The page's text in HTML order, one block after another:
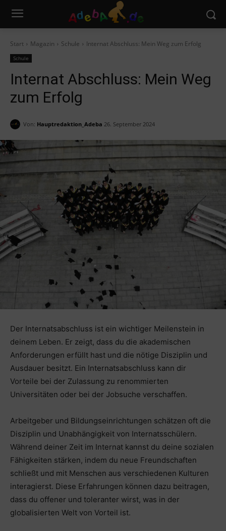
Start Magazin Schule Internat Abschluss: Mein Weg zum Erfolg
Schule
Internat Abschluss: Mein Weg
zum Erfolg
Von: Hauptredaktion_Adeba 26. September 2024
Der Internatsabschluss ist ein wichtiger Meilenstein in
deinem Leben. Er zeigt, dass du die akademischen
Anforderungen erfüllt hast und die nötige Disziplin und
Ausdauer besitzt. Ein Internatsabschluss kann dir
Vorteile bei der Zulassung zu renommierten
Universitäten oder bei der Jobsuche verschaffen.
Arbeitgeber und Bildungseinrichtungen schätzen oft die
Disziplin und Unabhängigkeit von Internatsschülern.
Während deiner Zeit im Internat kannst du deine sozialen
Fähigkeiten stärken, indem du neue Freundschaften
schließt und mit Menschen aus verschiedenen Kulturen
interagierst. Diese Erfahrungen können dazu beitragen,
dass du offener und toleranter wirst, was in der
globalisierten Welt von Vorteil ist.